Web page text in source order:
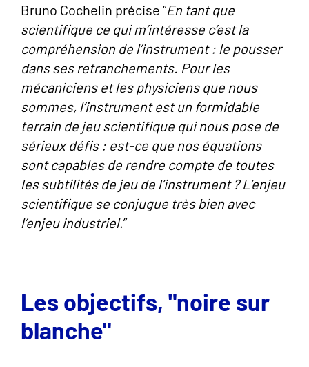
Bruno Cochelin précise “En tant que
scientifique ce qui m’intéresse c’est la
compréhension de l’instrument : le pousser
dans ses retranchements. Pour les
mécaniciens et les physiciens que nous
sommes, l’instrument est un formidable
terrain de jeu scientifique qui nous pose de
sérieux défis : est-ce que nos équations
sont capables de rendre compte de toutes
les subtilités de jeu de l’instrument ? L’enjeu
scientifique se conjugue très bien avec
l’enjeu industriel.”
Les objectifs, "noire sur
blanche"